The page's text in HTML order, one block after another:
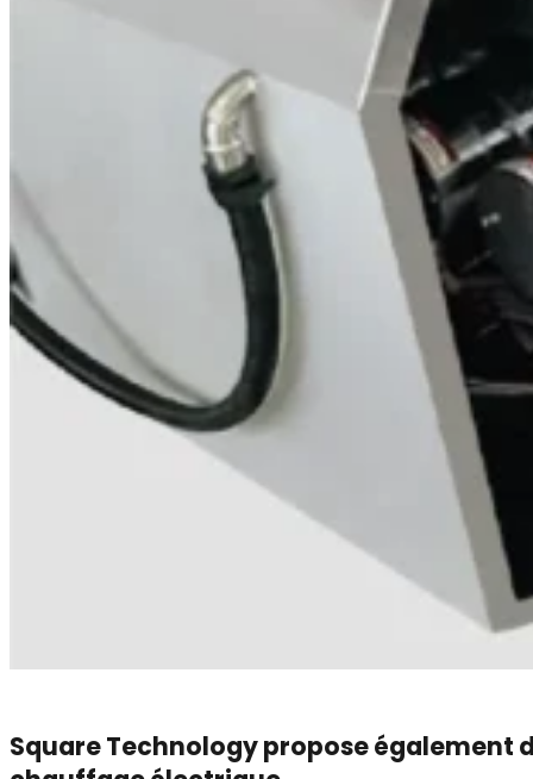
Square Technology propose également